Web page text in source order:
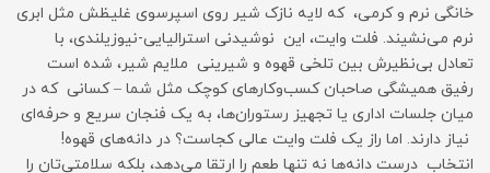
خانگی نرم و کرمی، که لایه نازک شیر روی اسپرسوی غلیظش مثل ابری
نرم می‌نشیند. فلت وایت، این نوشیدنی استرالیایی-نیوزیلندی، با
تعادل بی‌نظیرش بین تلخی قهوه و شیرینی ملایم شیر، شده است
رفیق همیشگی صاحبان کسب‌وکارهای کوچک مثل شما – کسانی که در
میان جلسات اداری یا تجهیز رستوران‌ها، به یک فنجان سریع و حرفه‌ای
نیاز دارند. اما راز یک فلت وایت عالی کجاست؟ در دانه‌های قهوه!
انتخاب درست دانه‌ها نه تنها طعم را ارتقا می‌دهد، بلکه سلامتی‌تان را